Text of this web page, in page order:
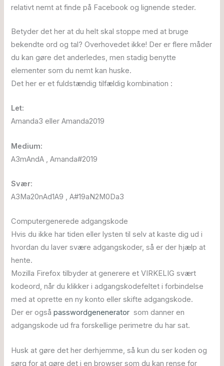
relativt nemt at finde på Facebook og lignende steder.
Betyder det her at du helt skal stoppe med at bruge
bekendte ord og tal? Overhovedet ikke! Der er flere måder
du kan gøre det anderledes, men stadig benytte
elementer som du nemt kan huske.
Det her er et fuldstændig tilfældig kombination :
Let:
Amanda3 eller Amanda2019
Medium:
A3mAndA , Amanda#2019
Svær:
A3Ma20nAd1A9 , A#19aN2M0Da3
Computergenerede adgangskode
Hvis du ikke har tiden eller lysten til selv at kaste dig ud i
hvordan du laver svære adgangskoder, så er der hjælp at
hente.
Mozilla Firefox tilbyder at generere et VIRKELIG svært
kodeord, når du klikker i adgangskodefeltet i forbindelse
med at oprette en ny konto eller skifte adgangskode.
Der er ogsåpasswordgenenerator som danner en
adgangskode ud fra forskellige perimetre du har sat.
Husk at gøre det her derhjemme, så kun du ser koden og
sørg for at gøre det i en browser som du kan rense for